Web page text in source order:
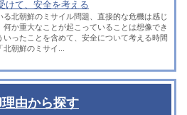
けて、安全を考える
る北朝鮮のミサイル問題、直接的な危機は感じ
何か重大なことが起こっていることは想像でき
いったことを含めて、安全について考える時間
朝鮮のミサイ...
由から探す